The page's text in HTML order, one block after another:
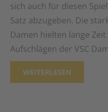
sich auch für diesen
Satz abzugeben. Die
Damen hielten lange
Aufschlägen der VSC
WEITERLESEN